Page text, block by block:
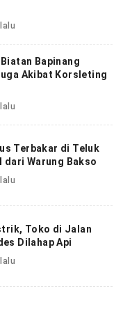
Bapinang
Akibat Korsleting
Terbakar di Teluk
dari Warung Bakso
Toko di Jalan
Dilahap Api